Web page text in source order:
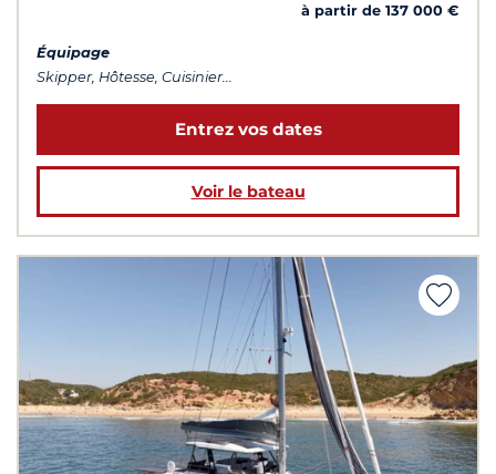
à partir de 137 000 €
Équipage
Skipper, Hôtesse, Cuisinier...
Entrez vos dates
Voir le bateau